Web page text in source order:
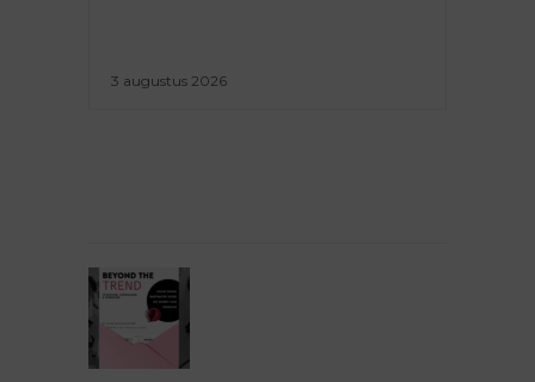
3 augustus 2026